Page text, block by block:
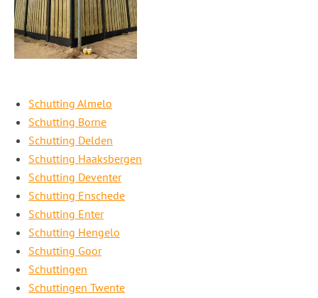
Schutting Almelo
Schutting Borne
Schutting Delden
Schutting Haaksbergen
Schutting Deventer
Schutting Enschede
Schutting Enter
Schutting Hengelo
Schutting Goor
Schuttingen
Schuttingen Twente